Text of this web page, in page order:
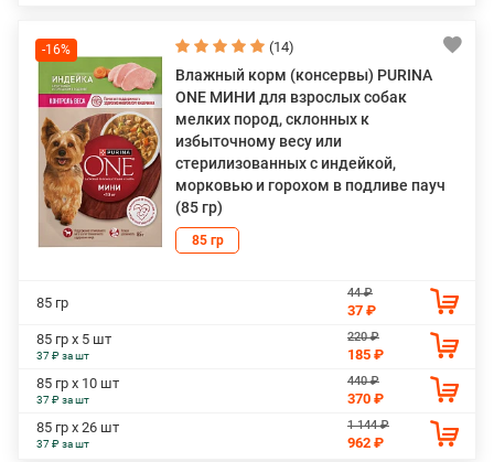
-16% (14)
Влажный корм (консервы) PURINA
ONE МИНИ для взрослых собак
мелких пород, склонных к
избыточному весу или
стерилизованных с индейкой,
морковью и горохом в подливе пауч
(85 гр)
85 гр
85 гр
44 ₽
37 ₽
85 гр х 5 шт
37 ₽ за шт
220 ₽
185 ₽
85 гр х 10 шт
37 ₽ за шт
440 ₽
370 ₽
85 гр х 26 шт
37 ₽ за шт
1 144 ₽
962 ₽